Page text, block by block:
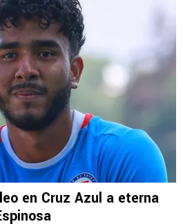
en Cruz Azul a eterna